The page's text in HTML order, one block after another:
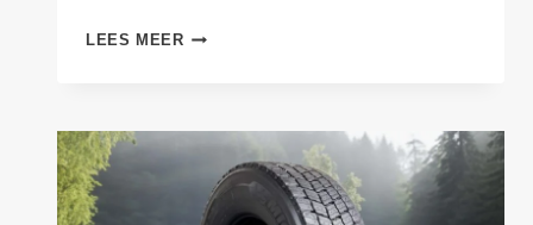
LEES MEERDE
BAND